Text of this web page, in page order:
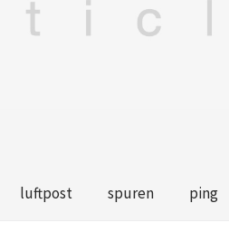
luftpost spuren ping